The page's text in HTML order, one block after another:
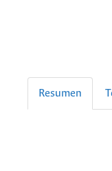
Resumen